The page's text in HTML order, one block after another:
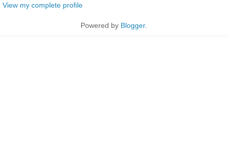
View my complete profile
Powered by Blogger.